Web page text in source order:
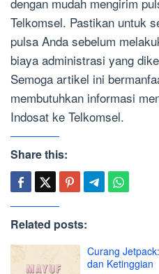
Telkomsel. Pastikan untuk
pulsa Anda sebelum
biaya administrasi yang
Semoga artikel ini
membutuhkan informasi
Indosat ke Telkomsel.
Share this:
Related posts:
Curang
dan Ketinggian